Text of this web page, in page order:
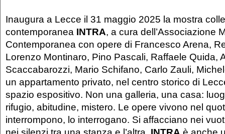
Inaugura a Lecce il 31 maggio 2025 la mostra
contemporanea INTRA, a cura dell’Associazione
Contemporanea con opere di Francesco Arena,
Lorenzo Montinaro, Pino Pascali, Raffaele Quida,
Scaccabarozzi, Mario Schifano, Carlo Zauli,
un appartamento privato, nel centro storico di
spazio espositivo. Non una galleria, una casa:
rifugio, abitudine, mistero. Le opere vivono nel
interrompono, lo interrogano. Si affacciano nei